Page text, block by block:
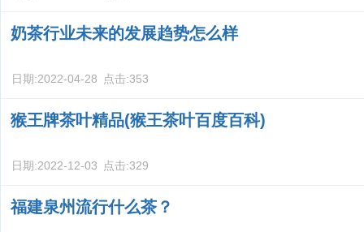
奶茶行业未来的发展趋势怎么样
日期:2022-04-28 点击:353
猴王牌茶叶精品(猴王茶叶百度百科)
日期:2022-12-03 点击:329
福建泉州流行什么茶？